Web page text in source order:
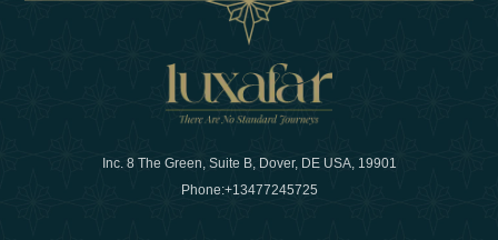
Inc. 8 The Green, Suite B, Dover, DE USA, 19901
Phone:+13477245725